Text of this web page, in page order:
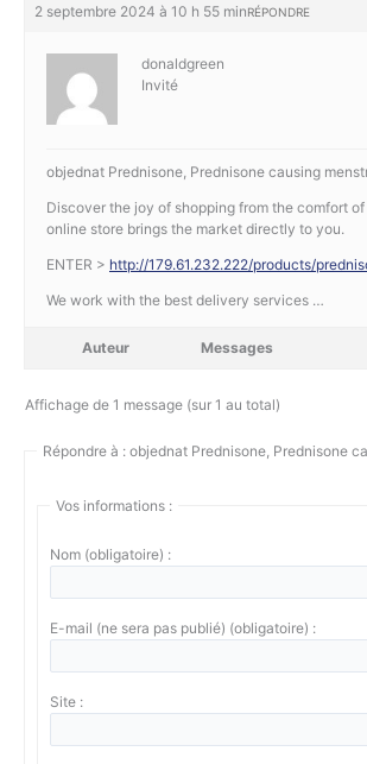
2 septembre 2024 à 10 h 55 minRÉPONDRE
donaldgreen
Invité
objednat Prednisone, Prednisone causing
Discover the joy of shopping from the comfort
online store brings the market directly to you.
ENTER > http://179.61.232.222/products/
We work with the best delivery services …
Auteur Messages
Affichage de 1 message (sur 1 au total)
Répondre à : objednat Prednisone, Prednisone
Vos informations :
Nom (obligatoire) :
E-mail (ne sera pas publié) (obligatoire) :
Site :